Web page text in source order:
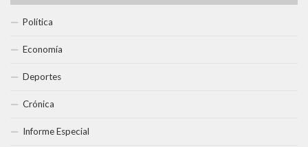
Política
Economía
Deportes
Crónica
Informe Especial